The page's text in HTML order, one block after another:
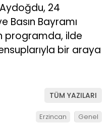
24
Basın Bayramı
programda, ilde
bir araya
TÜM YAZILARI
Erzincan Genel